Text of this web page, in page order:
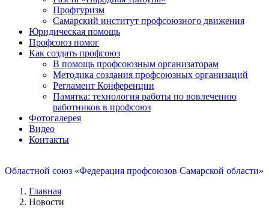
Профтуризм
Самарский институт профсоюзного движения
Юридическая помощь
Профсоюз помог
Как создать профсоюз
В помощь профсоюзным организаторам
Методика создания профсоюзных организаций
Регламент Конференции
Памятка: технология работы по вовлечению
работников в профсоюз
Фотогалерея
Видео
Контакты
Областной союз «Федерация профсоюзов Самарской области»
Главная
Новости